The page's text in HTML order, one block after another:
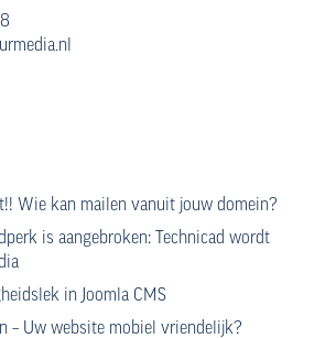
Wie kan mailen vanuit jouw domein?
is aangebroken: Technicad wordt
in Joomla CMS
– Uw website mobiel vriendelijk?